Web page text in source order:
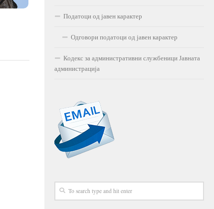
Податоци од јавен карактер
Одговори податоци од јавен карактер
Кодекс за административни службеници Јавната
администрација